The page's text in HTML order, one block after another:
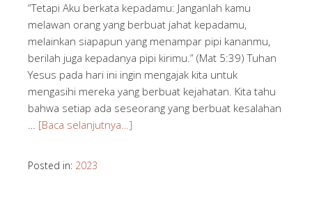
“Tetapi Aku berkata kepadamu: Janganlah kamu
melawan orang yang berbuat jahat kepadamu,
melainkan siapapun yang menampar pipi kananmu,
berilah juga kepadanya pipi kirimu.” (Mat 5:39) Tuhan
Yesus pada hari ini ingin mengajak kita untuk
mengasihi mereka yang berbuat kejahatan. Kita tahu
bahwa setiap ada seseorang yang berbuat kesalahan
… [Baca selanjutnya…]
Posted in: 2023